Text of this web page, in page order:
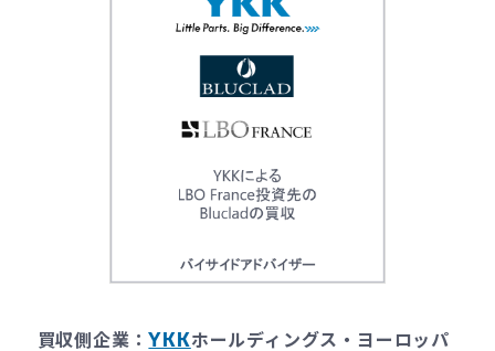
買収側企業：YKKホールディングス・ヨーロッパ